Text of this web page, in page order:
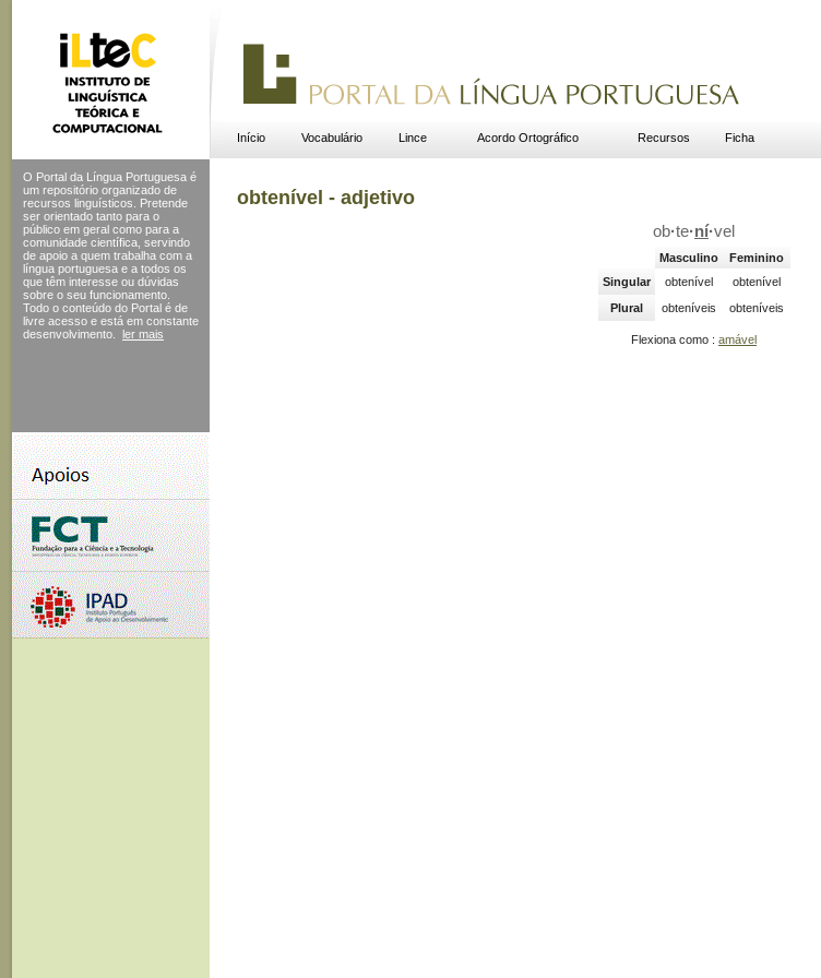
Início Vocabulário Lince Acordo Ortográfico Recursos Ficha
O Portal da Língua Portuguesa é
um repositório organizado de
recursos linguísticos. Pretende
ser orientado tanto para o
público em geral como para a
comunidade científica, servindo
de apoio a quem trabalha com a
língua portuguesa e a todos os
que têm interesse ou dúvidas
sobre o seu funcionamento.
Todo o conteúdo do Portal é de
livre acesso e está em constante
desenvolvimento.
ler mais
obtenível - adjetivo
ob·te·ní·vel
Masculino
Feminino
Singular
obtenível
obtenível
Plural
obteníveis obteníveis
Flexiona como : amável